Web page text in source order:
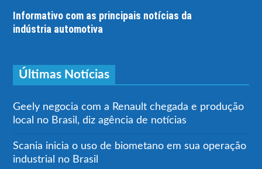
Informativo com as principais notícias da
indústria automotiva
Últimas Notícias
Geely negocia com a Renault chegada e produção
local no Brasil, diz agência de notícias
Scania inicia o uso de biometano em sua operação
industrial no Brasil